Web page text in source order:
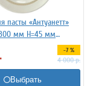
пасты «Антуанетт»
мм H=45 мм
-7 %
4 000р.
Выбрать